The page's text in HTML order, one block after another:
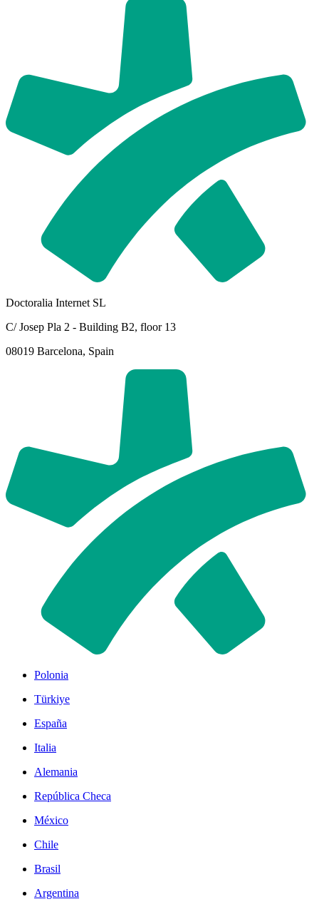
Doctoralia Internet SL
C/ Josep Pla 2 - Building B2, floor 13
08019 Barcelona, Spain
Polonia
Türkiye
España
Italia
Alemania
República Checa
México
Chile
Brasil
Argentina